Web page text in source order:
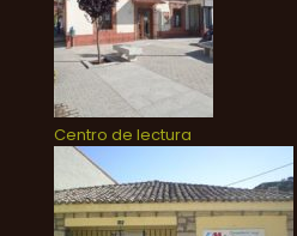
Centro de lectura